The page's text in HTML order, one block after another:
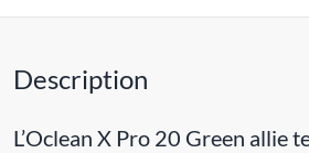
Description
L’Oclean X Pro 20 Green allie